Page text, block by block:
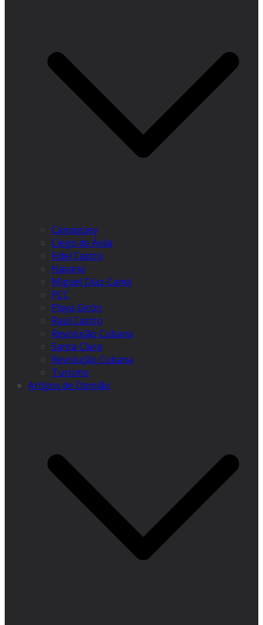
Camagüey
Ciego de Ávila
Fidel Castro
Havana
Miguel Díaz-Canel
PCC
Playa Girón
Raúl Castro
Revolução Cubana
Santa Clara
Revolução Cubana
Turismo
Artigos de Opinião